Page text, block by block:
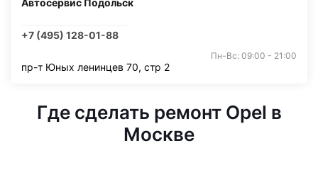
Автосервис Подольск
+7 (495) 128-01-88
Пн-Вс: 09:00 - 21:00
пр-т Юных ленинцев 70, стр 2
Где сделать ремонт Opel в
Москве